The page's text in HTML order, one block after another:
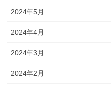
2024年5月
2024年4月
2024年3月
2024年2月